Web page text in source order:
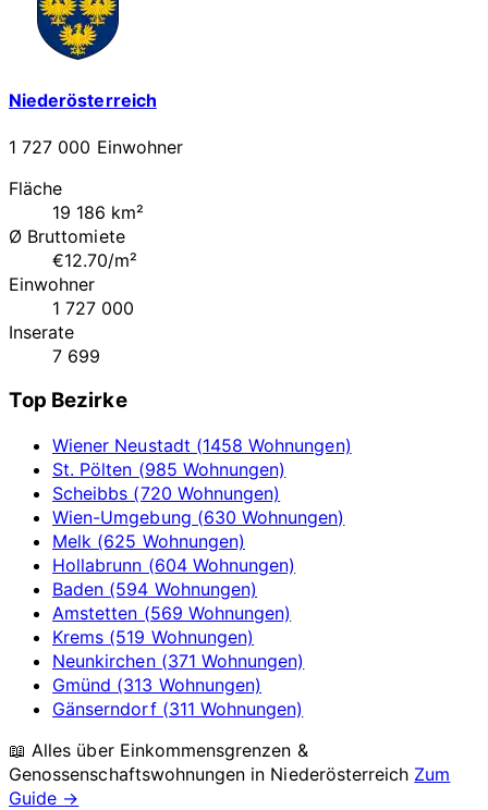
Niederösterreich
1 727 000 Einwohner
Fläche
19 186 km²
Ø Bruttomiete
€12.70/m²
Einwohner
1 727 000
Inserate
7 699
Top Bezirke
Wiener Neustadt (1458 Wohnungen)
St. Pölten (985 Wohnungen)
Scheibbs (720 Wohnungen)
Wien-Umgebung (630 Wohnungen)
Melk (625 Wohnungen)
Hollabrunn (604 Wohnungen)
Baden (594 Wohnungen)
Amstetten (569 Wohnungen)
Krems (519 Wohnungen)
Neunkirchen (371 Wohnungen)
Gmünd (313 Wohnungen)
Gänserndorf (311 Wohnungen)
📖 Alles über Einkommensgrenzen &
Genossenschaftswohnungen in Niederösterreich Zum
Guide →